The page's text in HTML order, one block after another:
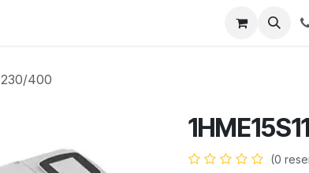
Blog
230/400
(0